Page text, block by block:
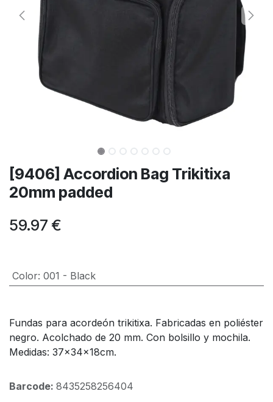
[9406] Accordion Bag Trikitixa
20mm padded
59.97 €
Color: 001 - Black
Fundas para acordeón trikitixa. Fabricadas en poliéster
negro. Acolchado de 20 mm. Con bolsillo y mochila.
Medidas: 37x34x18cm.
Barcode: 8435258256404